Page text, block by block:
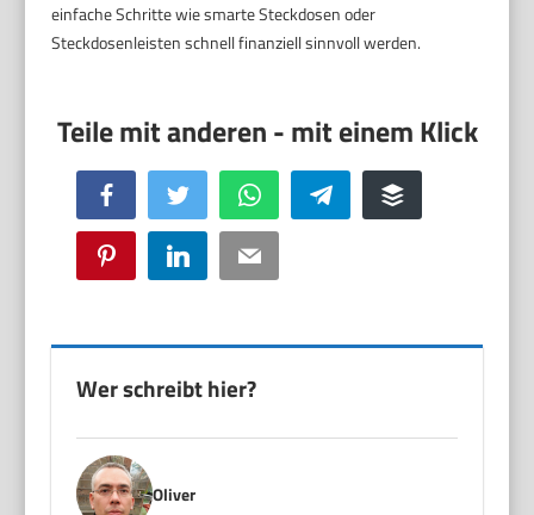
einfache Schritte wie smarte Steckdosen oder
Steckdosenleisten schnell finanziell sinnvoll werden.
Facebook Twitter WhatsApp Telegram Buffer
Pinterest LinkedIn Email
Wer schreibt hier?
Oliver